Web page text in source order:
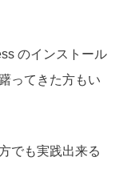
のインストール
ってきた方もい
でも実践出来る